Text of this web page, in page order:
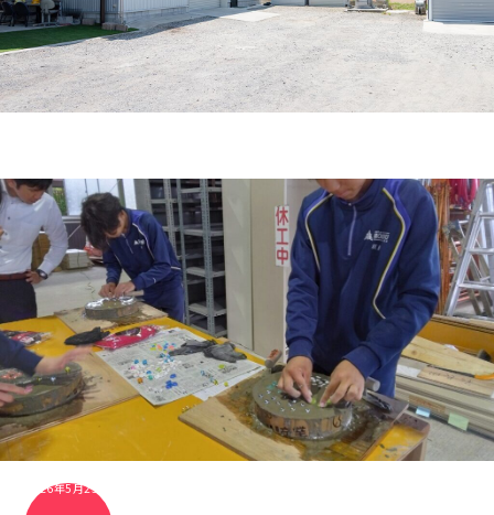
2026年5月25日